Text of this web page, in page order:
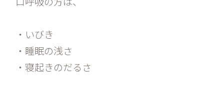
・いびき
・睡眠の浅さ
・寝起きのだるさ